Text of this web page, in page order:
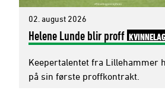
02. august 2026
Helene Lunde blir proff
Keepertalentet fra Lillehammer
på sin første proffkontrakt.